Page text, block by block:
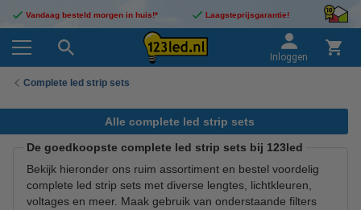
Vandaag besteld morgen in huis!* Laagsteprijsgarantie!
Inloggen
Complete led strip sets
Alle complete led strip sets
De goedkoopste complete led strip sets bij 123led
Bekijk hieronder ons ruim assortiment en bestel voordelig
complete led strip sets met diverse lengtes, lichtkleuren,
voltages en meer. Maak gebruik van onderstaande filters